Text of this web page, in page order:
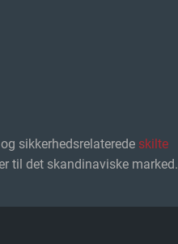
og sikkerhedsrelaterede skilte
til det skandinaviske marked.